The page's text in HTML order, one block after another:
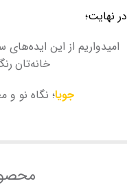
در نهایت؛
امیدواریم از این
خانه‌تان
جویا؛ نگاه نو و